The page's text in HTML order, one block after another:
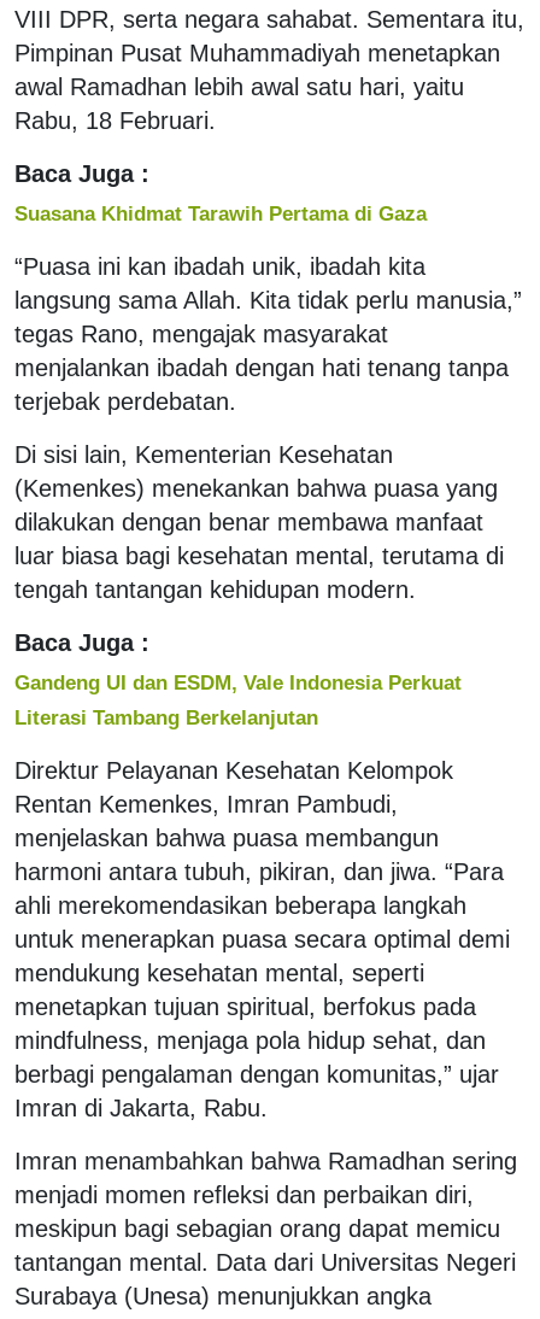
VIII DPR, serta negara sahabat. Sementara itu,
Pimpinan Pusat Muhammadiyah menetapkan
awal Ramadhan lebih awal satu hari, yaitu
Rabu, 18 Februari.
Baca Juga :
Suasana Khidmat Tarawih Pertama di Gaza
“Puasa ini kan ibadah unik, ibadah kita
langsung sama Allah. Kita tidak perlu manusia,”
tegas Rano, mengajak masyarakat
menjalankan ibadah dengan hati tenang tanpa
terjebak perdebatan.
Di sisi lain, Kementerian Kesehatan
(Kemenkes) menekankan bahwa puasa yang
dilakukan dengan benar membawa manfaat
luar biasa bagi kesehatan mental, terutama di
tengah tantangan kehidupan modern.
Baca Juga :
Gandeng UI dan ESDM, Vale Indonesia Perkuat
Literasi Tambang Berkelanjutan
Direktur Pelayanan Kesehatan Kelompok
Rentan Kemenkes, Imran Pambudi,
menjelaskan bahwa puasa membangun
harmoni antara tubuh, pikiran, dan jiwa. “Para
ahli merekomendasikan beberapa langkah
untuk menerapkan puasa secara optimal demi
mendukung kesehatan mental, seperti
menetapkan tujuan spiritual, berfokus pada
mindfulness, menjaga pola hidup sehat, dan
berbagi pengalaman dengan komunitas,” ujar
Imran di Jakarta, Rabu.
Imran menambahkan bahwa Ramadhan sering
menjadi momen refleksi dan perbaikan diri,
meskipun bagi sebagian orang dapat memicu
tantangan mental. Data dari Universitas Negeri
Surabaya (Unesa) menunjukkan angka